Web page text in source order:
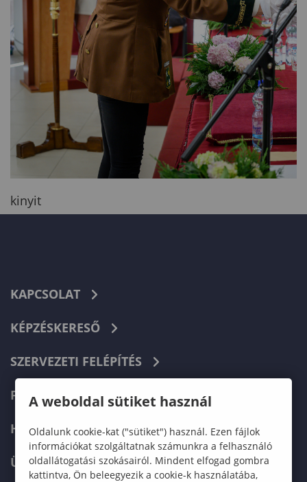
kinyit
KAPCSOLAT
KÉPZÉSKERESŐ
SZERVEZETI FELÉPÍTÉS
FELVÉTELIZŐKNEK
HALLGATÓKNAK
ÜZLETI PARTNEREKNEK
A weboldal sütiket használ
Oldalunk cookie-kat ("sütiket") használ. Ezen fájlok
információkat szolgáltatnak számunkra a felhasználó
oldallátogatási szokásairól. Mindent elfogad gombra
kattintva, Ön beleegyezik a cookie-k használatába,